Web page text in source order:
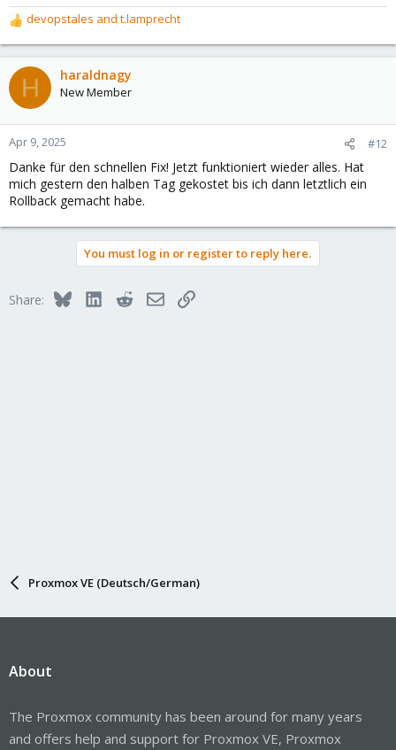
R
e
a
c
t
o
n
:
devopstales and t.lamprecht
H haraldnagy
New Member
Apr 9, 2025 #12
Danke für den schnellen Fix! Jetzt funktioniert wieder alles. Hat
mich gestern den halben Tag gekostet bis ich dann letztlich ein
Rollback gemacht habe.
You must log in or register to reply here.
Share: BlueskyLinkedInRedditEmailLink
Proxmox VE (Deutsch/German)
About
The Proxmox community has been around for many years
and offers help and support for Proxmox VE, Proxmox